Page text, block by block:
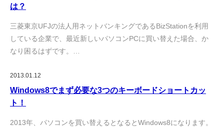
は？
三菱東京UFJの法人用ネットバンキングであるBizStationを利用
している企業で、最近新しいパソコンPCに買い替えた場合、か
なり困るはずです。…
2013.01.12
Windows8でまず必要な3つのキーボードショートカッ
ト！
2013年、パソコンを買い替えるとなるとWindows8になります。